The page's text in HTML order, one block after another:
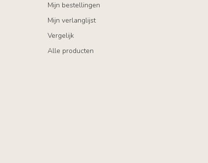
Mijn bestellingen
Mijn verlanglijst
Vergelijk
Alle producten